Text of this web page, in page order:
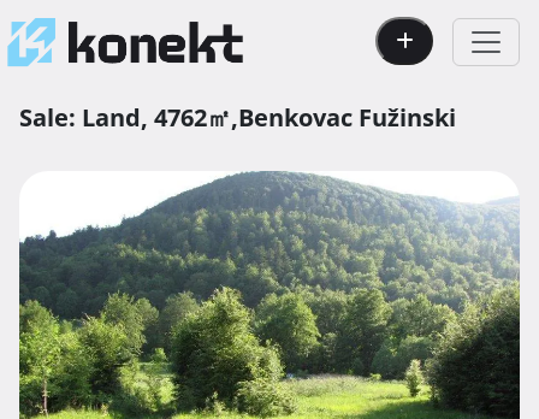
Sale: Land, 4762㎡,Benkovac Fužinski